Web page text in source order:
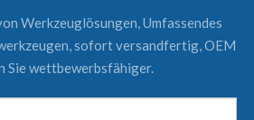
Werkzeuglösungen, Umfassendes
sofort versandfertig, OEM
Sie wettbewerbsfähiger.